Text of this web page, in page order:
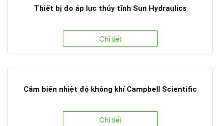
Thiết bị đo áp lực thủy tĩnh Sun Hydraulics
Chi tiết
Cảm biến nhiệt độ không khí Campbell Scientific
Chi tiết